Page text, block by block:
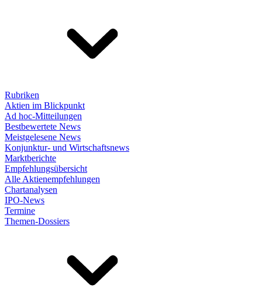
Rubriken
Aktien im Blickpunkt
Ad hoc-Mitteilungen
Bestbewertete News
Meistgelesene News
Konjunktur- und Wirtschaftsnews
Marktberichte
Empfehlungsübersicht
Alle Aktienempfehlungen
Chartanalysen
IPO-News
Termine
Themen-Dossiers